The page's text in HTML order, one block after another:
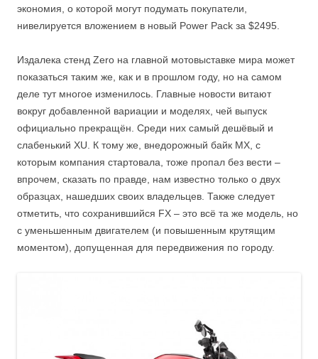
экономия, о которой могут подумать покупатели,
нивелируется вложением в новый Power Pack за $2495.
Издалека стенд Zero на главной мотовыставке мира может
показаться таким же, как и в прошлом году, но на самом
деле тут многое изменилось. Главные новости витают
вокруг добавленной вариации и моделях, чей выпуск
официально прекращён. Среди них самый дешёвый и
слабенький XU. К тому же, внедорожный байк MX, с
которым компания стартовала, тоже пропал без вести –
впрочем, сказать по правде, нам известно только о двух
образцах, нашедших своих владельцев. Также следует
отметить, что сохранившийся FX – это всё та же модель, но
с уменьшенным двигателем (и повышенным крутящим
моментом), допущенная для передвижения по городу.